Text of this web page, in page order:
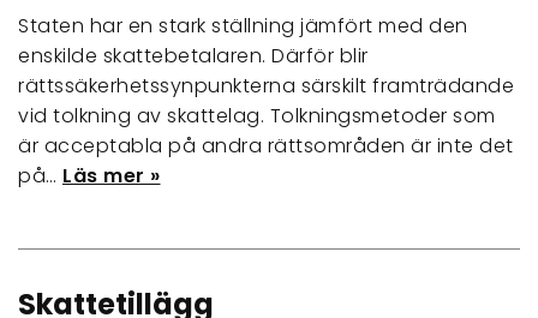
Staten har en stark ställning jämfört med den
enskilde skattebetalaren. Därför blir
rättssäkerhetssynpunkterna särskilt framträdande
vid tolkning av skattelag. Tolkningsmetoder som
är acceptabla på andra rättsområden är inte det
på… Läs mer »
Skattetillägg